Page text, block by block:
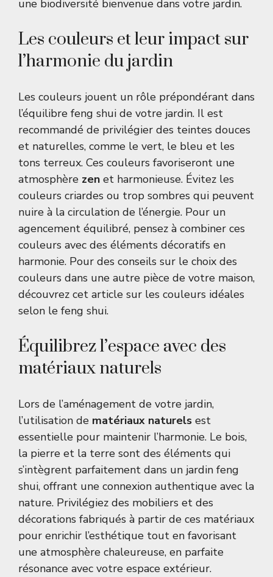
une biodiversité bienvenue dans votre jardin.
Les couleurs et leur impact sur
l’harmonie du jardin
Les couleurs jouent un rôle prépondérant dans
l’équilibre feng shui de votre jardin. Il est
recommandé de privilégier des teintes douces
et naturelles, comme le vert, le bleu et les
tons terreux. Ces couleurs favoriseront une
atmosphère zen et harmonieuse. Évitez les
couleurs criardes ou trop sombres qui peuvent
nuire à la circulation de l’énergie. Pour un
agencement équilibré, pensez à combiner ces
couleurs avec des éléments décoratifs en
harmonie. Pour des conseils sur le choix des
couleurs dans une autre pièce de votre maison,
découvrez cet article sur les couleurs idéales
selon le feng shui.
Équilibrez l’espace avec des
matériaux naturels
Lors de l’aménagement de votre jardin,
l’utilisation de matériaux naturels est
essentielle pour maintenir l’harmonie. Le bois,
la pierre et la terre sont des éléments qui
s’intègrent parfaitement dans un jardin feng
shui, offrant une connexion authentique avec la
nature. Privilégiez des mobiliers et des
décorations fabriqués à partir de ces matériaux
pour enrichir l’esthétique tout en favorisant
une atmosphère chaleureuse, en parfaite
résonance avec votre espace extérieur.